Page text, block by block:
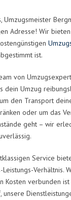
Umzugsmeister
Adresse! Wir
ist.
von
dein Umzug
den Transport
oder um das
geht – wir
Service
Verhältnis.
Kosten verbunden